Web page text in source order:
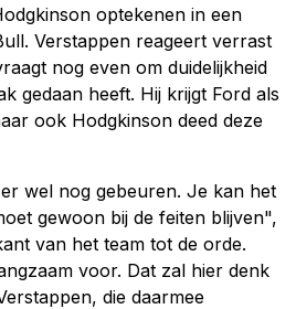
optekenen in een
Verstappen reageert verrast
nog even om duidelijkheid
gedaan heeft. Hij krijgt Ford als
ook Hodgkinson deed deze
wel nog gebeuren. Je kan het
gewoon bij de feiten blijven",
van het team tot de orde.
voor. Dat zal hier denk
die daarmee